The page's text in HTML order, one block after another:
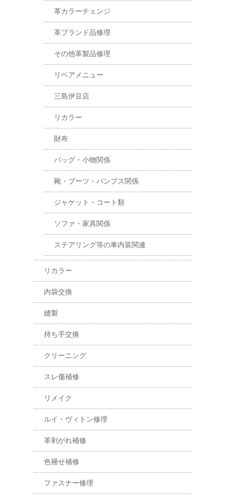
革カラーチェンジ
革ブランド品修理
その他革製品修理
リペアメニュー
三島伊豆店
リカラー
財布
バッグ・小物関係
靴・ブーツ・パンプス関係
ジャケット・コート類
ソファ・家具関係
ステアリング等の車内装関連
リカラー
内袋交換
縫製
持ち手交換
クリーニング
スレ傷補修
リメイク
ルイ・ヴィトン修理
革剥がれ補修
色褪せ補修
ファスナー修理